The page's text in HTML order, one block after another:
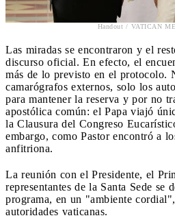
Handout / VATICAN
Las miradas se encontraron y el
discurso oficial. En efecto, el
más de lo previsto en el protocolo.
camarógrafos externos, solo los
para mantener la reserva y por no
apostólica común: el Papa viajó
la Clausura del Congreso
embargo, como Pastor encontró a
anfitriona.
La reunión con el Presidente, el
representantes de la Santa Sede se
programa, en un "ambiente
autoridades vaticanas.